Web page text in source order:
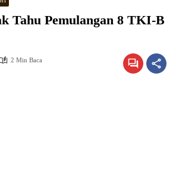
Tahu Pemulangan 8 TKI-B
2 Min Baca